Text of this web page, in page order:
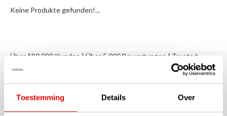
Toestemming Details Over
Keine Produkte gefunden!...
Über 180.000 Kunden | Über 5.000 Bewertungen | Trusted
Bewertungen: Das sagen unsere
Kunden